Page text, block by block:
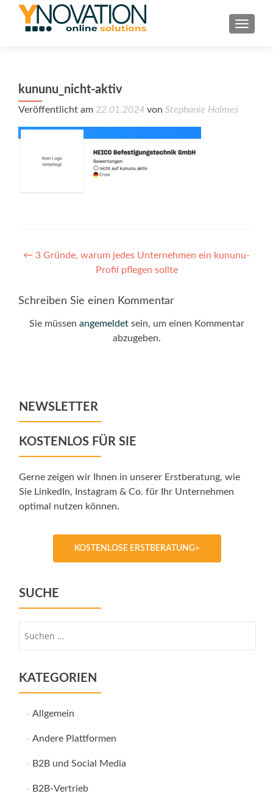
kununu_nicht-aktiv
Veröffentlicht am 22.01.2024 von Stephanie Holmes
Post
navigation
← 3 Gründe, warum jedes Unternehmen ein kununu-
Profil pflegen sollte
Schreiben Sie einen Kommentar
Sie müssen angemeldetsein, um einen Kommentar
abzugeben.
NEWSLETTER
KOSTENLOS FÜR SIE
Gerne zeigen wir Ihnen in unserer Erstberatung, wie
Sie LinkedIn, Instagram & Co. für Ihr Unternehmen
optimal nutzen können.
KOSTENLOSE ERSTBERATUNG>
SUCHE
KATEGORIEN
Allgemein
Andere Plattformen
B2B und Social Media
B2B-Vertrieb